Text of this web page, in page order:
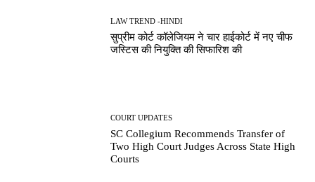
LAW TREND -HINDI
सुप्रीम कोर्ट कॉलेजियम ने चार हाईकोर्ट में नए चीफ
जस्टिस की नियुक्ति की सिफारिश की
COURT UPDATES
SC Collegium Recommends Transfer of
Two High Court Judges Across State High
Courts